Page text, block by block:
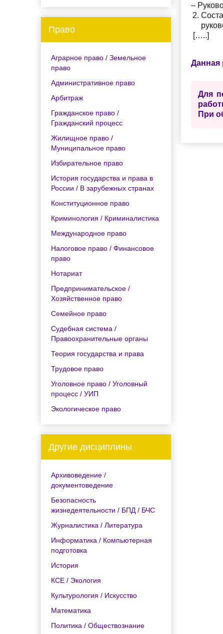
Право
Аграрное право / Земельное
право
Административное право
Арбитраж
Гражданское право /
Гражданский процесс
Жилищное право /
Муниципальное право
Избирательное право
История государства и права в
России / В зарубежных странах
Конституционное право
Криминология / Криминалистика
Международное право
Налоговое право / Финансовое
право
Нотариат
Предпринимательское /
Хозяйственное право
Семейное право
Судебная система /
Правоохранительные органы
Теория государства и права
Трудовое право
Уголовное право / Уголовный
процесс / УИП
Экологическое право
Другие дисциплины
Архивоведение /
документоведение
Безопасность
жизнедеятельности / БПД / БЧС
Журналистика / Литература
Информатика / Компьютерная
подготовка
История
КСЕ / Экология
Культурология / Искусство
Математика
Политика / Обществознание
–
[…..]
Данная
Для
При